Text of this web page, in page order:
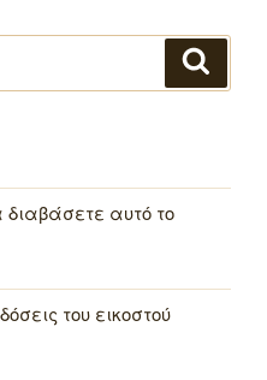
διαβάσετε αυτό το
του εικοστού